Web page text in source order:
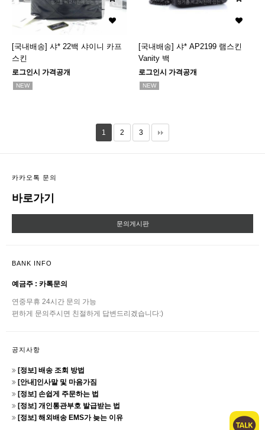
[국내배송] 샤* 22백 샤이니 카프
스킨
로그인시 가격공개
NEW
[국내배송] 샤* AP2199 램스킨
Vanity 백
로그인시 가격공개
NEW
1 2 3
카카오톡 문의
바로가기
문의게시판
BANK INFO
예금주 : 카톡문의
연중무휴 24시간 문의 가능
편하게 문의주시면 친절하게 답변드리겠습니다:)
공지사항
[정보] 배송 조회 방법
[안내]인사말 및 마음가짐
[정보] 손쉽게 주문하는 법
[정보] 개인통관부호 발급받는 법
[정보] 해외배송 EMS가 늦는 이유